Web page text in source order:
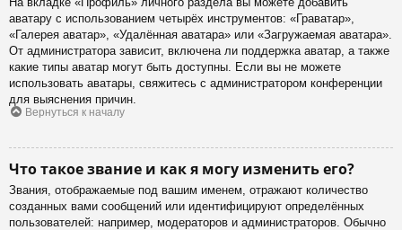
аватару с использованием четырёх инструментов: «Граватар»,
«Галерея аватар», «Удалённая аватара» или «Загружаемая аватара».
От администратора зависит, включена ли поддержка аватар, а также
какие типы аватар могут быть доступны. Если вы не можете
использовать аватары, свяжитесь с администратором конференции
для выяснения причин.
Вернуться к началу
Что такое звание и как я могу изменить его?
Звания, отображаемые под вашим именем, отражают количество
созданных вами сообщений или идентифицируют определённых
пользователей: например, модераторов и администраторов. Обычно